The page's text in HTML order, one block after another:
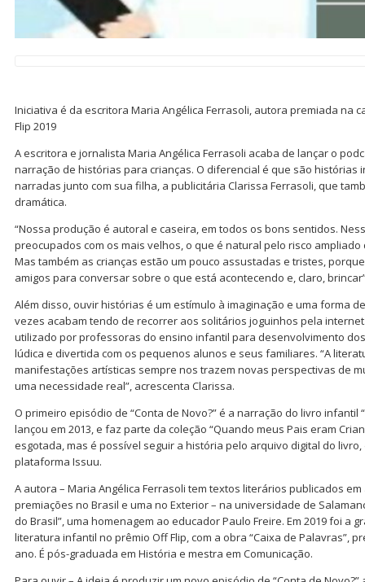
Iniciativa é da escritora Maria Angélica Ferrasoli, autora premiada na
Flip 2019
A escritora e jornalista Maria Angélica Ferrasoli acaba de lançar o
narração de histórias para crianças. O diferencial é que são histórias
narradas junto com sua filha, a publicitária Clarissa Ferrasoli, que
dramática.
“Nossa produção é autoral e caseira, em todos os bons sentidos.
preocupados com os mais velhos, o que é natural pelo risco ampliado
Mas também as crianças estão um pouco assustadas e tristes,
amigos para conversar sobre o que está acontecendo e, claro,
Além disso, ouvir histórias é um estímulo à imaginação e uma forma
vezes acabam tendo de recorrer aos solitários joguinhos pela
utilizado por professoras do ensino infantil para desenvolvimento
lúdica e divertida com os pequenos alunos e seus familiares. “A
manifestações artísticas sempre nos trazem novas perspectivas de
uma necessidade real”, acrescenta Clarissa.
O primeiro episódio de “Conta de Novo?” é a narração do livro infantil
lançou em 2013, e faz parte da coleção “Quando meus Pais eram
esgotada, mas é possível seguir a história pelo arquivo digital do
plataforma Issuu.
A autora – Maria Angélica Ferrasoli tem textos literários publicados
premiações no Brasil e uma no Exterior – na universidade de
do Brasil”, uma homenagem ao educador Paulo Freire. Em 2019 foi a
literatura infantil no prêmio Off Flip, com a obra “Caixa de Palavras”,
ano. É pós-graduada em História e mestra em Comunicação.